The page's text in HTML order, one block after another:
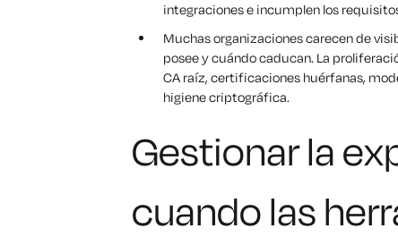
integraciones e incumplen los
Muchas organizaciones carecen de
posee y cuándo caducan. La
CA raíz, certificaciones huérfanas,
higiene criptográfica.
Gestionar la
cuando las